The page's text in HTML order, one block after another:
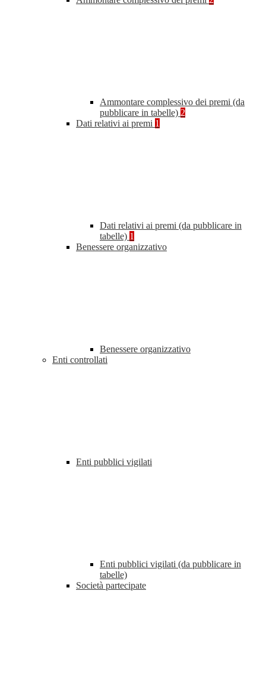
Ammontare complessivo dei premi (da
pubblicare in tabelle) 2
Dati relativi ai premi 1
Dati relativi ai premi (da pubblicare in
tabelle) 1
Benessere organizzativo
Benessere organizzativo
Enti controllati
Enti pubblici vigilati
Enti pubblici vigilati (da pubblicare in
tabelle)
Società partecipate